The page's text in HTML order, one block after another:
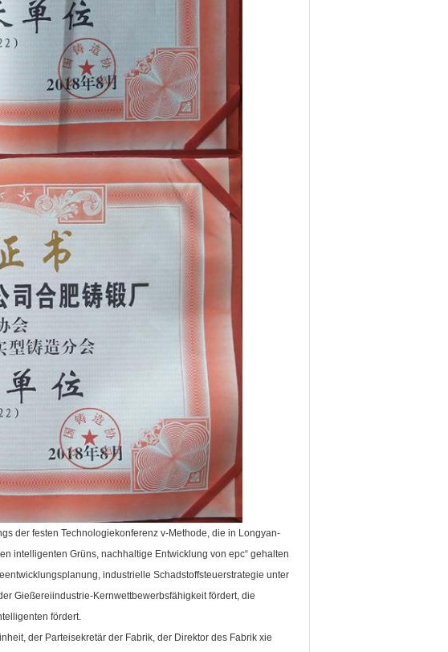
der festen Technologiekonferenz v-Methode, die in Longyan-
intelligenten Grüns, nachhaltige Entwicklung von epc“ gehalten
industrielle Schadstoffsteuerstrategie unter
Gießereiindustrie-Kernwettbewerbsfähigkeit fördert, die
fördert.
der Parteisekretär der Fabrik, der Direktor des Fabrik xie